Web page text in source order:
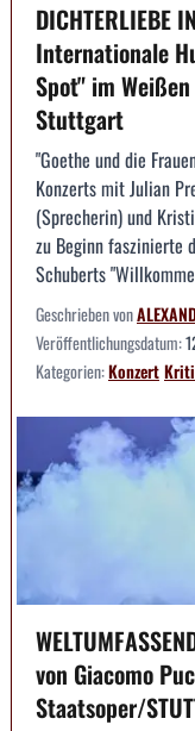
DICHTERLIEBE
Internationale
Spot" im
Stuttgart
"Goethe und die
Konzerts mit Julian
(Sprecherin) und
zu Beginn faszinierte
Schuberts
Geschrieben von
Veröffentlichungsdatum:
Kategorien:Konzert
von Giacomo
Staatsoper/